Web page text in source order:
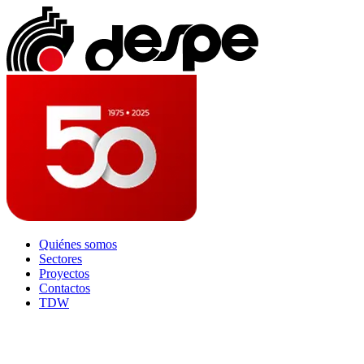
Quiénes somos
Sectores
Proyectos
Contactos
TDW